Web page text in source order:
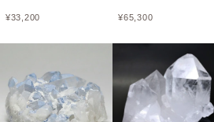
¥33,200 ¥65,300